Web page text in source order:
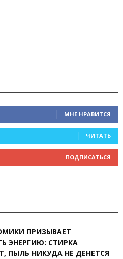
МНЕ НРАВИТСЯ
ЧИТАТЬ
ПОДПИСАТЬСЯ
ПРИЗЫВАЕТ
ЭНЕРГИЮ: СТИРКА
ПЫЛЬ НИКУДА НЕ ДЕНЕТСЯ